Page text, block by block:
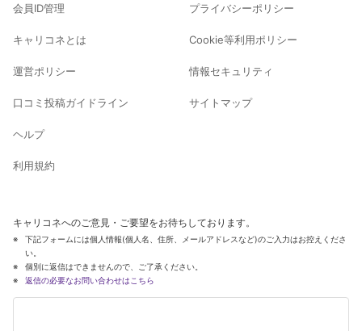
会員ID管理
キャリコネとは
運営ポリシー
口コミ投稿ガイドライン
ヘルプ
利用規約
プライバシーポリシー
Cookie等利用ポリシー
情報セキュリティ
サイトマップ
キャリコネへのご意見・ご要望をお待ちしております。
下記フォームには個人情報(個人名、住所、メールアドレスなど)のご入力はお控えくださ
い。
個別に返信はできませんので、ご了承ください。
返信の必要なお問い合わせはこちら